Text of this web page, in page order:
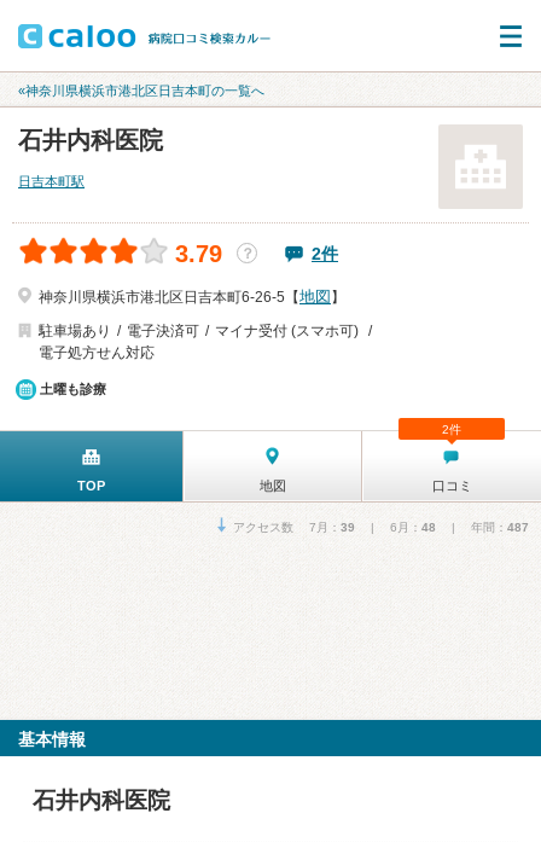
«神奈川県横浜市港北区日吉本町の一覧へ
石井内科医院
日吉本町駅
3.79 ？ 2件
神奈川県横浜市港北区日吉本町6-26-5【地図 】
駐車場あり
電子決済可
マイナ受付 (スマホ可)
電子処方せん対応
土曜も診療
TOP 地図 口コミ
2件
アクセス数 7月： 39 | 6月： 48 | 年間： 487
基本情報
石井内科医院